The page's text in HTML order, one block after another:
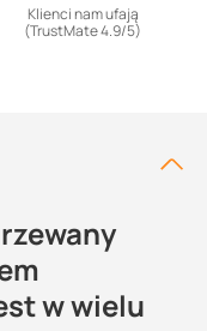
Klienci nam ufają
(TrustMate 4.9/5)
w wielu